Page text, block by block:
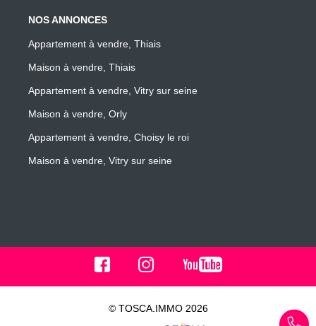
NOS ANNONCES
Appartement à vendre, Thiais
Maison à vendre, Thiais
Appartement à vendre, Vitry sur seine
Maison à vendre, Orly
Appartement à vendre, Choisy le roi
Maison à vendre, Vitry sur seine
© TOSCA.IMMO 2026